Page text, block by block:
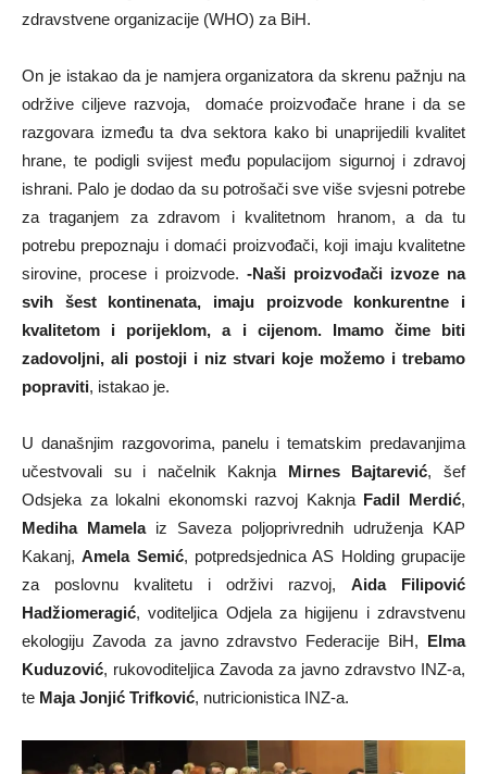
zdravstvene organizacije (WHO) za BiH.
On je istakao da je namjera organizatora da skrenu pažnju na
održive ciljeve razvoja, domaće proizvođače hrane i da se
razgovara između ta dva sektora kako bi unaprijedili kvalitet
hrane, te podigli svijest među populacijom sigurnoj i zdravoj
ishrani. Palo je dodao da su potrošači sve više svjesni potrebe
za traganjem za zdravom i kvalitetnom hranom, a da tu
potrebu prepoznaju i domaći proizvođači, koji imaju kvalitetne
sirovine, procese i proizvode. -Naši proizvođači izvoze na
svih šest kontinenata, imaju proizvode konkurentne i
kvalitetom i porijeklom, a i cijenom. Imamo čime biti
zadovoljni, ali postoji i niz stvari koje možemo i trebamo
popraviti, istakao je.
U današnjim razgovorima, panelu i tematskim predavanjima
učestvovali su i načelnik Kaknja Mirnes Bajtarević, šef
Odsjeka za lokalni ekonomski razvoj Kaknja Fadil Merdić,
Mediha Mamelaiz Saveza poljoprivrednih udruženja KAP
Kakanj,Amela Semić, potpredsjednica AS Holding grupacije
za poslovnu kvalitetu i održivi razvoj, Aida Filipović
Hadžiomeragić, voditeljica Odjela za higijenu i zdravstvenu
ekologiju Zavoda za javno zdravstvo Federacije BiH, Elma
Kuduzović, rukovoditeljica Zavoda za javno zdravstvo INZ-a,
te Maja Jonjić Trifković, nutricionistica INZ-a.